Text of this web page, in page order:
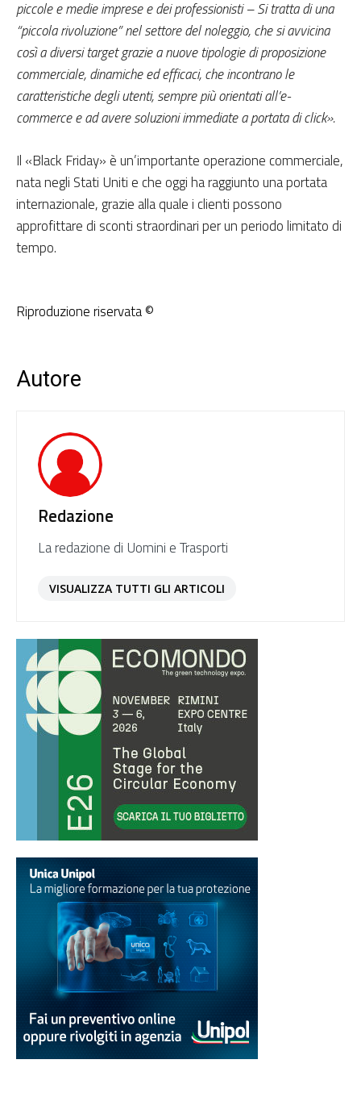
piccole e medie imprese e dei professionisti – Si tratta di una
“piccola rivoluzione” nel settore del noleggio, che si avvicina
così a diversi target grazie a nuove tipologie di proposizione
commerciale, dinamiche ed efficaci, che incontrano le
caratteristiche degli utenti, sempre più orientati all’e-
commerce e ad avere soluzioni immediate a portata di click».
Il «Black Friday» è un’importante operazione commerciale,
nata negli Stati Uniti e che oggi ha raggiunto una portata
internazionale, grazie alla quale i clienti possono
approfittare di sconti straordinari per un periodo limitato di
tempo.
Riproduzione riservata ©
Autore
Redazione
La redazione di Uomini e Trasporti
VISUALIZZA TUTTI GLI ARTICOLI